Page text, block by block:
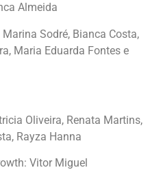
Almeida
Sodré, Bianca Costa,
Maria Eduarda Fontes e
Oliveira, Renata Martins,
Rayza Hanna
Vitor Miguel